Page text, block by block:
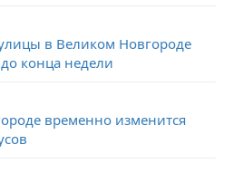
в Великом Новгороде
конца недели
временно изменится